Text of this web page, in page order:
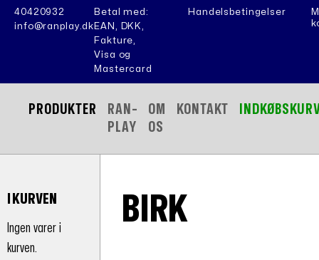
40420932
info@ranplay.dk
Betal med:
EAN, DKK,
Fakture,
Visa og
Mastercard
Handelsbetingelser
PRODUKTER
RAN-
PLAY
OM
OS
KONTAKT
I KURVEN
Ingen varer i
kurven.
BIRK